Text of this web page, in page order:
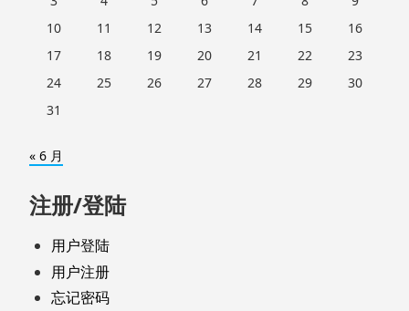
10
11 12 13 14 15
16
17
18 19 20 21 22
23
24
25 26 27 28 29
30
31
« 6 月
注册/登陆
用户登陆
用户注册
忘记密码